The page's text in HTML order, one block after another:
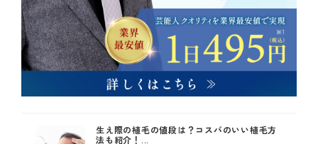
生え際の植毛の値段は？コスパのいい植毛方
法も紹介！...